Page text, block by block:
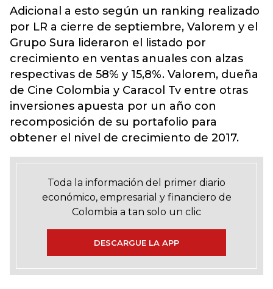
Adicional a esto según un ranking realizado
por LR a cierre de septiembre, Valorem y el
Grupo Sura lideraron el listado por
crecimiento en ventas anuales con alzas
respectivas de 58% y 15,8%. Valorem, dueña
de Cine Colombia y Caracol Tv entre otras
inversiones apuesta por un año con
recomposición de su portafolio para
obtener el nivel de crecimiento de 2017.
Toda la información del primer diario
económico, empresarial y financiero de
Colombia a tan solo un clic
DESCARGUE LA APP